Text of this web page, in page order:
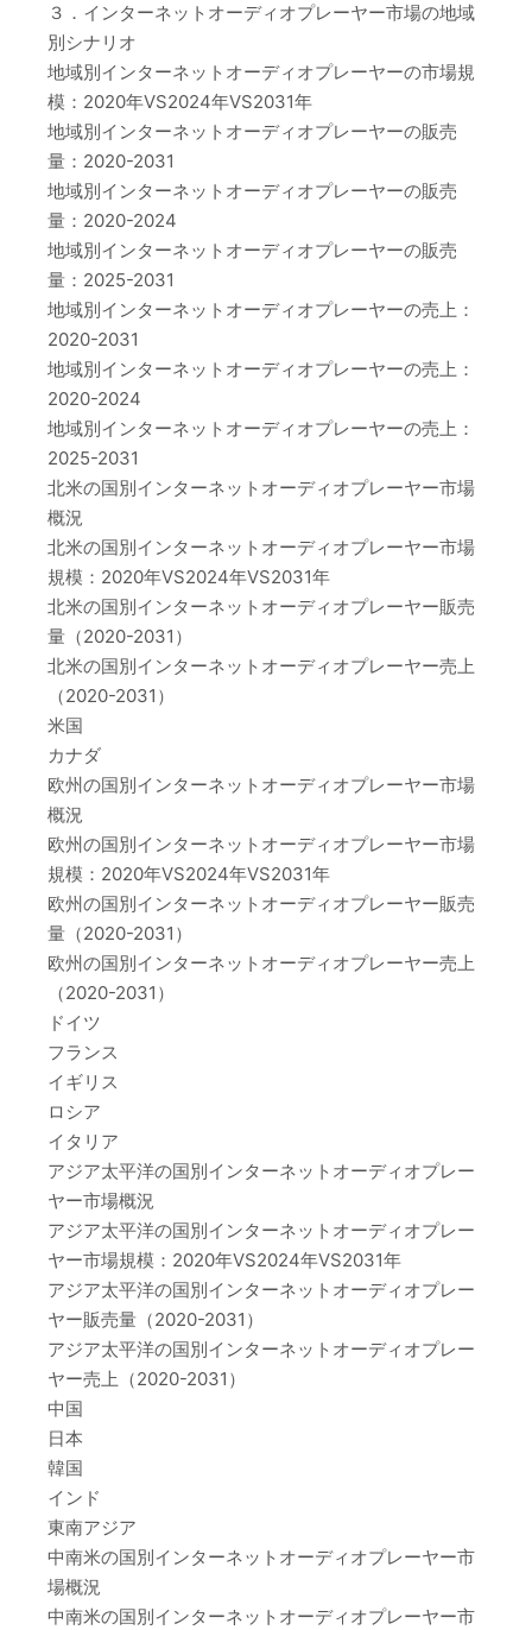
３．インターネットオーディオプレーヤー市場の地域
別シナリオ
地域別インターネットオーディオプレーヤーの市場規
模：2020年VS2024年VS2031年
地域別インターネットオーディオプレーヤーの販売
量：2020-2031
地域別インターネットオーディオプレーヤーの販売
量：2020-2024
地域別インターネットオーディオプレーヤーの販売
量：2025-2031
地域別インターネットオーディオプレーヤーの売上：
2020-2031
地域別インターネットオーディオプレーヤーの売上：
2020-2024
地域別インターネットオーディオプレーヤーの売上：
2025-2031
北米の国別インターネットオーディオプレーヤー市場
概況
北米の国別インターネットオーディオプレーヤー市場
規模：2020年VS2024年VS2031年
北米の国別インターネットオーディオプレーヤー販売
量（2020-2031）
北米の国別インターネットオーディオプレーヤー売上
（2020-2031）
米国
カナダ
欧州の国別インターネットオーディオプレーヤー市場
概況
欧州の国別インターネットオーディオプレーヤー市場
規模：2020年VS2024年VS2031年
欧州の国別インターネットオーディオプレーヤー販売
量（2020-2031）
欧州の国別インターネットオーディオプレーヤー売上
（2020-2031）
ドイツ
フランス
イギリス
ロシア
イタリア
アジア太平洋の国別インターネットオーディオプレー
ヤー市場概況
アジア太平洋の国別インターネットオーディオプレー
ヤー市場規模：2020年VS2024年VS2031年
アジア太平洋の国別インターネットオーディオプレー
ヤー販売量（2020-2031）
アジア太平洋の国別インターネットオーディオプレー
ヤー売上（2020-2031）
中国
日本
韓国
インド
東南アジア
中南米の国別インターネットオーディオプレーヤー市
場概況
中南米の国別インターネットオーディオプレーヤー市